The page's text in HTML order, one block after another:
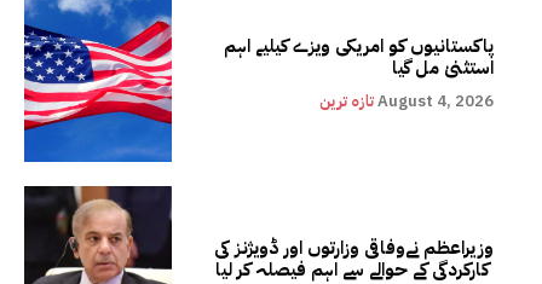
پاکستانیوں کو امریکی ویزے کیلیے اہم
استثنیٰ مل گیا
تازہ ترینAugust 4, 2026
وزیراعظم نےوفاقی وزارتوں اور ڈویژنز کی
کارکردگی کے حوالے سے اہم فیصلہ کر لیا